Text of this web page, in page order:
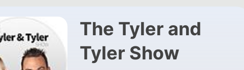
The Tyler and
Tyler Show